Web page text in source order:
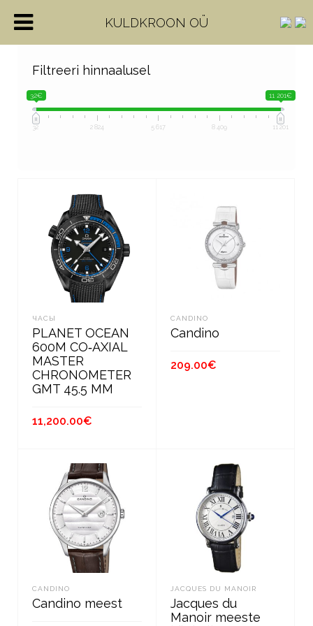
Filtreeri hinnaalusel
32€ 11 201€
32 2 824 5 617 8 409 11 201
ЧАСЫ
PLANET OCEAN
600M CO‑AXIAL
MASTER
CHRONOMETER
GMT 45.5 MM
11,200.00€
CANDINO
Candino
209.00€
CANDINO
Candino meest
JACQUES DU MANOIR
Jacques du
Manoir meeste
KULDKROON OÜ